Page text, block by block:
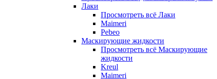
Лаки
Просмотреть всё Лаки
Maimeri
Pebeo
Маскирующие жидкости
Просмотреть всё Маскирующие
жидкости
Kreul
Maimeri